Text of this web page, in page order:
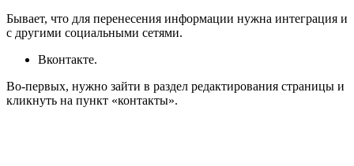
Бывает, что для перенесения информации нужна интеграция и
с другими социальными сетями.
Вконтакте.
Во-первых, нужно зайти в раздел редактирования страницы и
кликнуть на пункт «контакты».